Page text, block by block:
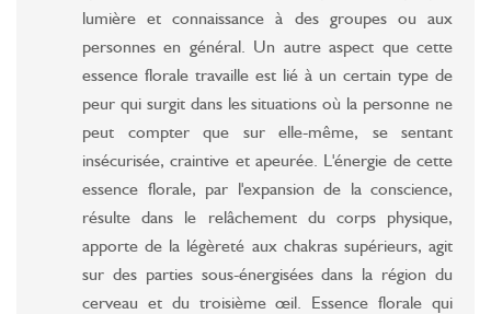
lumière et connaissance à des groupes ou aux
personnes en général. Un autre aspect que cette
essence florale travaille est lié à un certain type de
peur qui surgit dans les situations où la personne ne
peut compter que sur elle-même, se sentant
insécurisée, craintive et apeurée. L'énergie de cette
essence florale, par l'expansion de la conscience,
résulte dans le relâchement du corps physique,
apporte de la légèreté aux chakras supérieurs, agit
sur des parties sous-énergisées dans la région du
cerveau et du troisième œil. Essence florale qui